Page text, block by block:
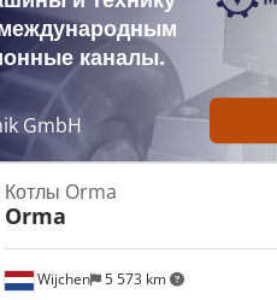
каналы.
GmbH
Wijchen 5 573 km
Котлы Orma
Orma